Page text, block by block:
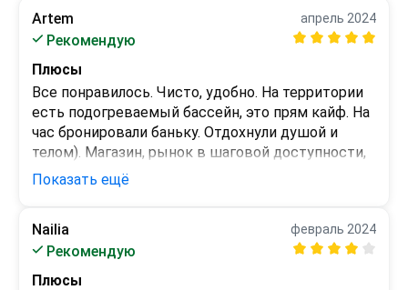
Минусы
Artem
Рекомендую
апрель 2024
Плюсы
Все понравилось. Чисто, удобно. На территории
есть подогреваемый бассейн, это прям кайф. На
час бронировали баньку. Отдохнули душой и
телом). Магазин, рынок в шаговой доступности,
море тоже. Спасибо, рекомендую.
-
Показать ещё
Nailia
Рекомендую
февраль 2024
Плюсы